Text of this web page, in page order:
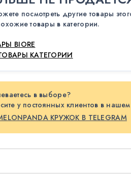
посмотреть другие товары
товары в категории.
BIORE
КАТЕГОРИИ
в выборе?
у постоянных клиентов в нашем
КРУЖОК В TELEGRAM